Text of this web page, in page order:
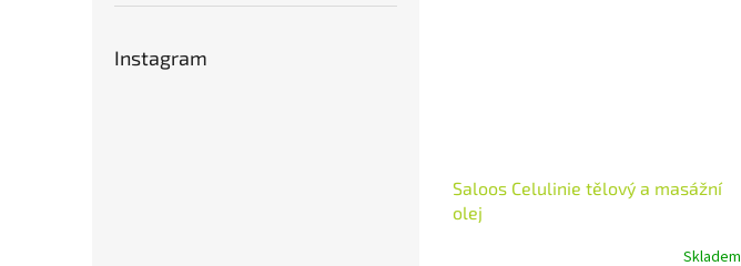
Instagram
Saloos Celulinie tělový a masážní
olej
Skladem